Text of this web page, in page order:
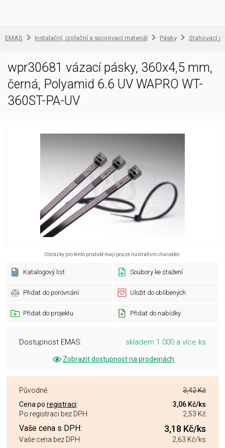
EMAS Instalační, izolační a spojovací materiál Pásky Stahovací
wpr30681 vázací pásky, 360x4,5 mm,
černá, Polyamid 6.6 UV WAPRO WT-
360ST-PA-UV
Obrázky pro tento produkt mají pouze ilustrativní charakter.
Katalogový list Soubory ke stažení
Přidat do porovnání Uložit do oblíbených
Přidat do projektu Přidat do nabídky
Dostupnost EMAS: skladem 1 000 a více ks
Zobrazit dostupnost na prodejnách
Původně:
3,42 Kč
Cena po registraci: 3,06 Kč/ks
Po registraci bez DPH:
2,53 Kč
Vaše cena s DPH: 3,18 Kč/ks
Vaše cena bez DPH: 2,63 Kč/ks